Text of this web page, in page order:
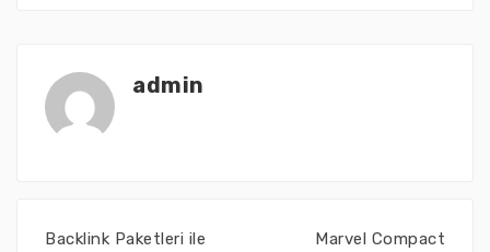
admin
Backlink Paketleri ile
Marvel Compact